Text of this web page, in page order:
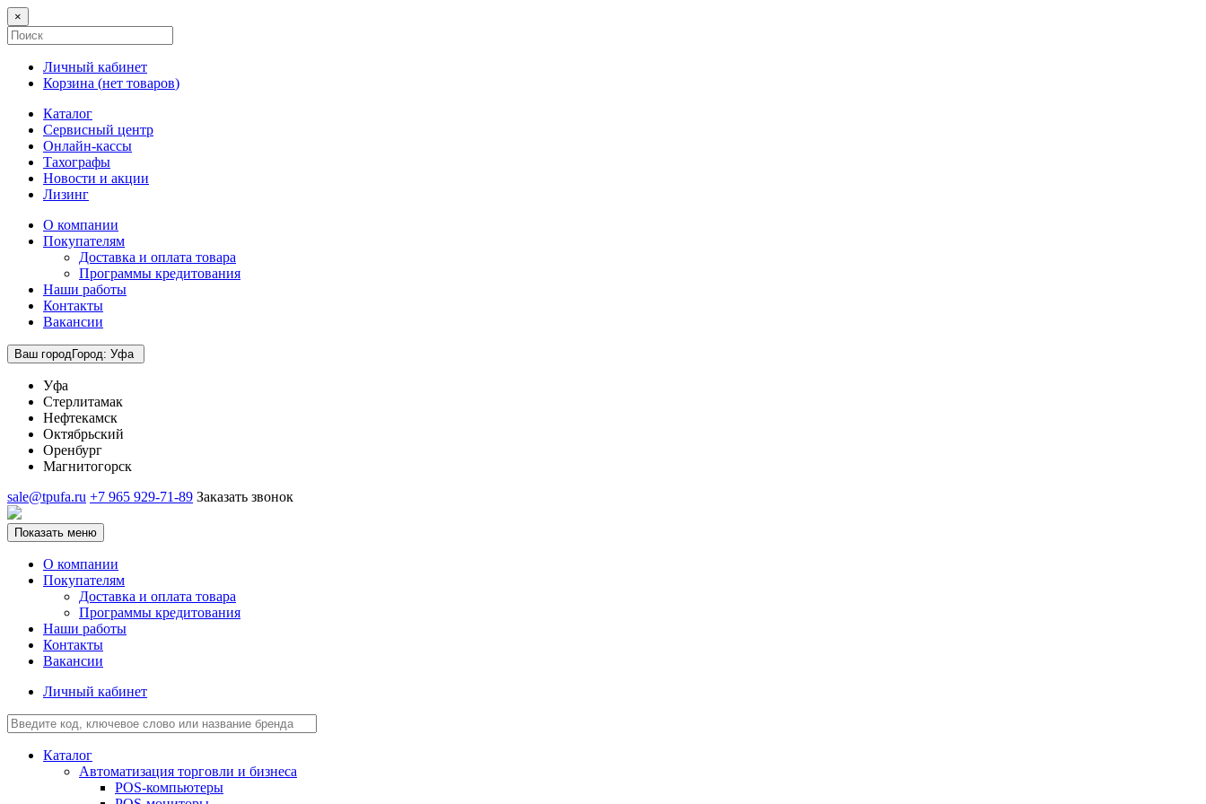
×
Личный кабинет
Корзина (нет товаров)
Каталог
Сервисный центр
Онлайн-кассы
Тахографы
Новости и акции
Лизинг
О компании
Покупателям
Доставка и оплата товара
Программы кредитования
Наши работы
Контакты
Вакансии
Ваш городГород: Уфа
Уфа
Стерлитамак
Нефтекамск
Октябрьский
Оренбург
Магнитогорск
sale@tpufa.ru +7 965 929-71-89 Заказать звонок
Показать меню
О компании
Покупателям
Доставка и оплата товара
Программы кредитования
Наши работы
Контакты
Вакансии
Личный кабинет
Каталог
Автоматизация торговли и бизнеса
POS-компьютеры